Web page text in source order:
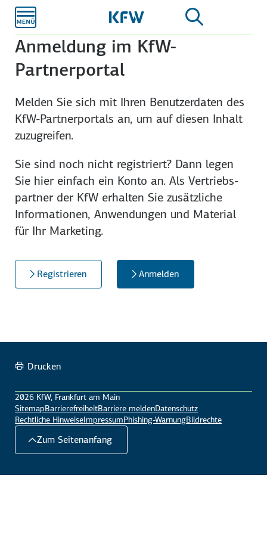
Hauptinhalt
Anmeldung im KfW-
Partnerportal
Melden Sie sich mit Ihren Benutzer­daten des
KfW-Partner­portals an, um auf diesen Inhalt
zuzu­greifen.
Sie sind noch nicht registriert? Dann legen
Sie hier einfach ein Konto an. Als Vertriebs­
partner der KfW erhalten Sie zusätzliche
Infor­mationen, An­wendungen und Material
für Ihr Marketing.
Registrieren Anmelden
Drucken
2026 KfW, Frankfurt am Main
SitemapBarrierefreiheitBarriere meldenDatenschutz
Rechtliche HinweiseImpressumPhishing-WarnungBildrechte
Zum Seitenanfang